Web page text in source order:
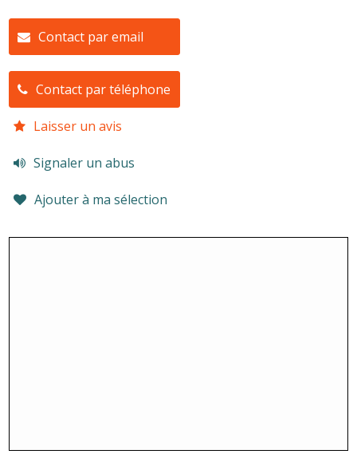
Contact par email
Contact par téléphone
Laisser un avis
Signaler un abus
Ajouter à ma sélection